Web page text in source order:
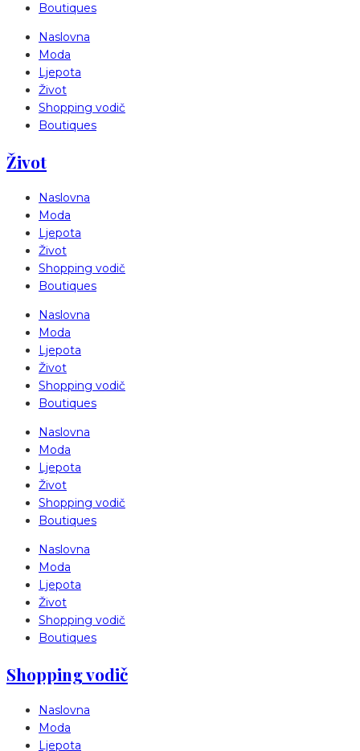
Boutiques
Naslovna
Moda
Ljepota
Život
Shopping vodič
Boutiques
Život
Naslovna
Moda
Ljepota
Život
Shopping vodič
Boutiques
Naslovna
Moda
Ljepota
Život
Shopping vodič
Boutiques
Naslovna
Moda
Ljepota
Život
Shopping vodič
Boutiques
Naslovna
Moda
Ljepota
Život
Shopping vodič
Boutiques
Shopping vodič
Naslovna
Moda
Ljepota